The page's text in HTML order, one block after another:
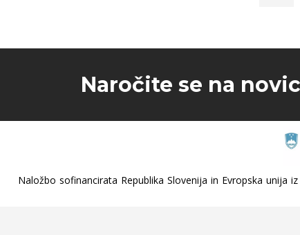
Naročite se na
Naložbo sofinancirata Republika Slovenija in Evropska unija